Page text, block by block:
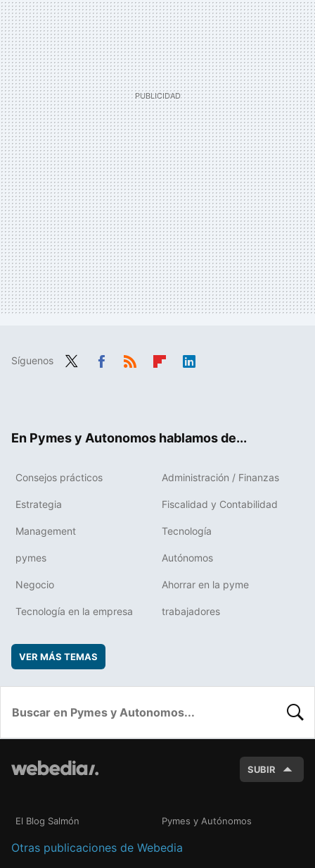
Síguenos
En Pymes y Autonomos hablamos de...
Consejos prácticos Administración / Finanzas
Estrategia Fiscalidad y Contabilidad
Management Tecnología
pymes Autónomos
Negocio Ahorrar en la pyme
Tecnología en la empresa trabajadores
VER MÁS TEMAS
SUBIR
El Blog Salmón Pymes y Autónomos
Otras publicaciones de Webedia